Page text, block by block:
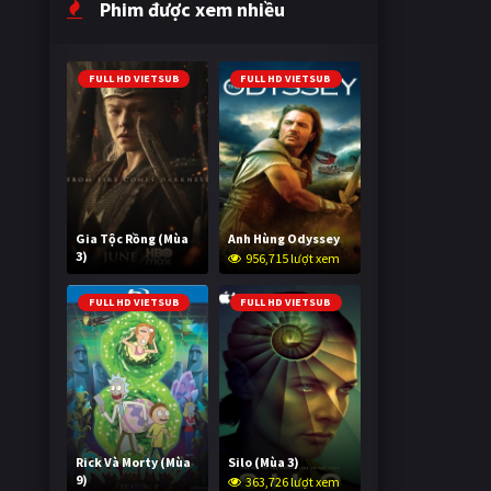
Phim được xem nhiều
FULL HD VIETSUB
Gia Tộc Rồng (Mùa
3)
2,022,581 lượt xem
FULL HD VIETSUB
Anh Hùng Odyssey
956,715 lượt xem
FULL HD VIETSUB
Rick Và Morty (Mùa
9)
FULL HD VIETSUB
Silo (Mùa 3)
363,726 lượt xem